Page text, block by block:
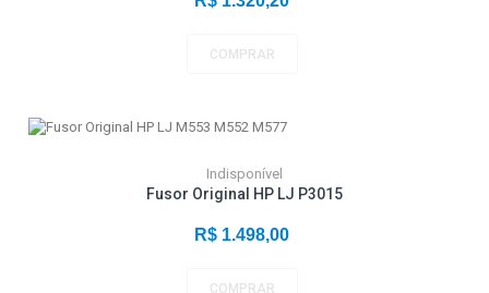
COMPRAR
Indisponível
Fusor Original HP LJ P3015
R$ 1.498,00
COMPRAR